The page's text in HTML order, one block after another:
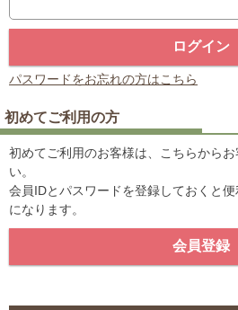
パスワードをお忘れの方はこちら
初めてご利用の方
初めてご利用のお客様は、こちらから
い。
会員IDとパスワードを登録しておくと
になります。